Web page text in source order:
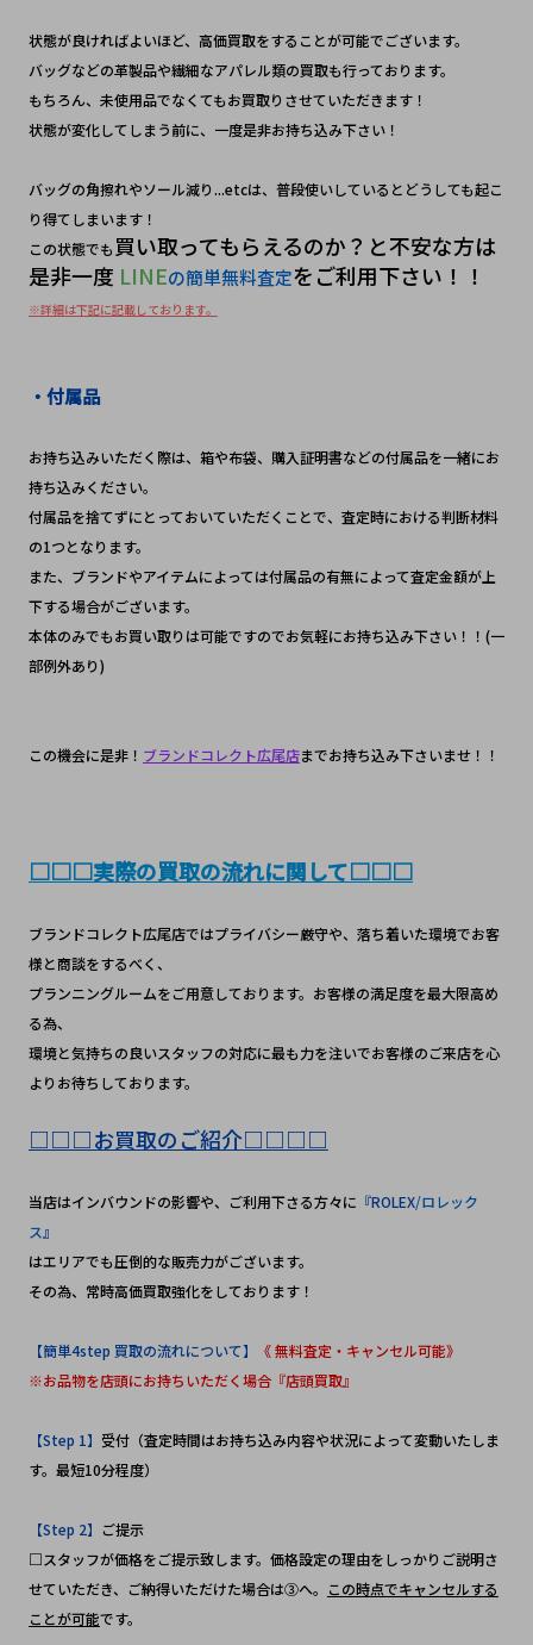
状態が良ければよいほど、高価買取をすることが可能でございます。
バッグなどの革製品や繊細なアパレル類の買取も行っております。
もちろん、未使用品でなくてもお買取りさせていただきます！
状態が変化してしまう前に、一度是非お持ち込み下さい！
バッグの角擦れやソール減り...etcは、普段使いしているとどうしても起こ
り得てしまいます！
この状態でも買い取ってもらえるのか？と不安な方は
是非一度 LINEの簡単無料査定をご利用下さい！！
※詳細は下記に記載しております。
・付属品
お持ち込みいただく際は、箱や布袋、購入証明書などの付属品を一緒にお
持ち込みください。
付属品を捨てずにとっておいていただくことで、査定時における判断材料
の1つとなります。
また、ブランドやアイテムによっては付属品の有無によって査定金額が上
下する場合がございます。
本体のみでもお買い取りは可能ですのでお気軽にお持ち込み下さい！！(一
部例外あり)
この機会に是非！ ブランドコレクト広尾店までお持ち込み下さいませ！！
□□□実際の買取の流れに関して□□□
ブランドコレクト広尾店ではプライバシー厳守や、落ち着いた環境でお客
様と商談をするべく、
プランニングルームをご用意しております。お客様の満足度を最大限高め
る為、
環境と気持ちの良いスタッフの対応に最も力を注いでお客様のご来店を心
よりお待ちしております。
□□□お買取のご紹介□□□□
当店はインバウンドの影響や、ご利用下さる方々に 『ROLEX/ロレック
ス 』
はエリアでも圧倒的な販売力がございます。
その為、常時高価買取強化をしております！
【簡単4step 買取の流れについて】
《 無料査定・キャンセル可能》
※お品物を店頭にお持ちいただく場合『店頭買取』
【Step 1】 受付（査定時間はお持ち込み内容や状況によって変動いたしま
す。最短10分程度）
【Step 2】 ご提示
□スタッフが価格をご提示致します。価格設定の理由をしっかりご説明さ
せていただき、ご納得いただけた場合は③へ。 この時点でキャンセルする
ことが可能です。